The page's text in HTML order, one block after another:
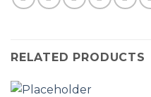
RELATED PRODUCTS